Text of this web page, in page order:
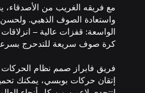
مع فريقه الغريب من
واستعادة الصوف الذهبي.
الواسعة: قفزات عالية –
فريق فابراز صمم نظام الحركات
إتقان حركات بوبسي، يمكنك